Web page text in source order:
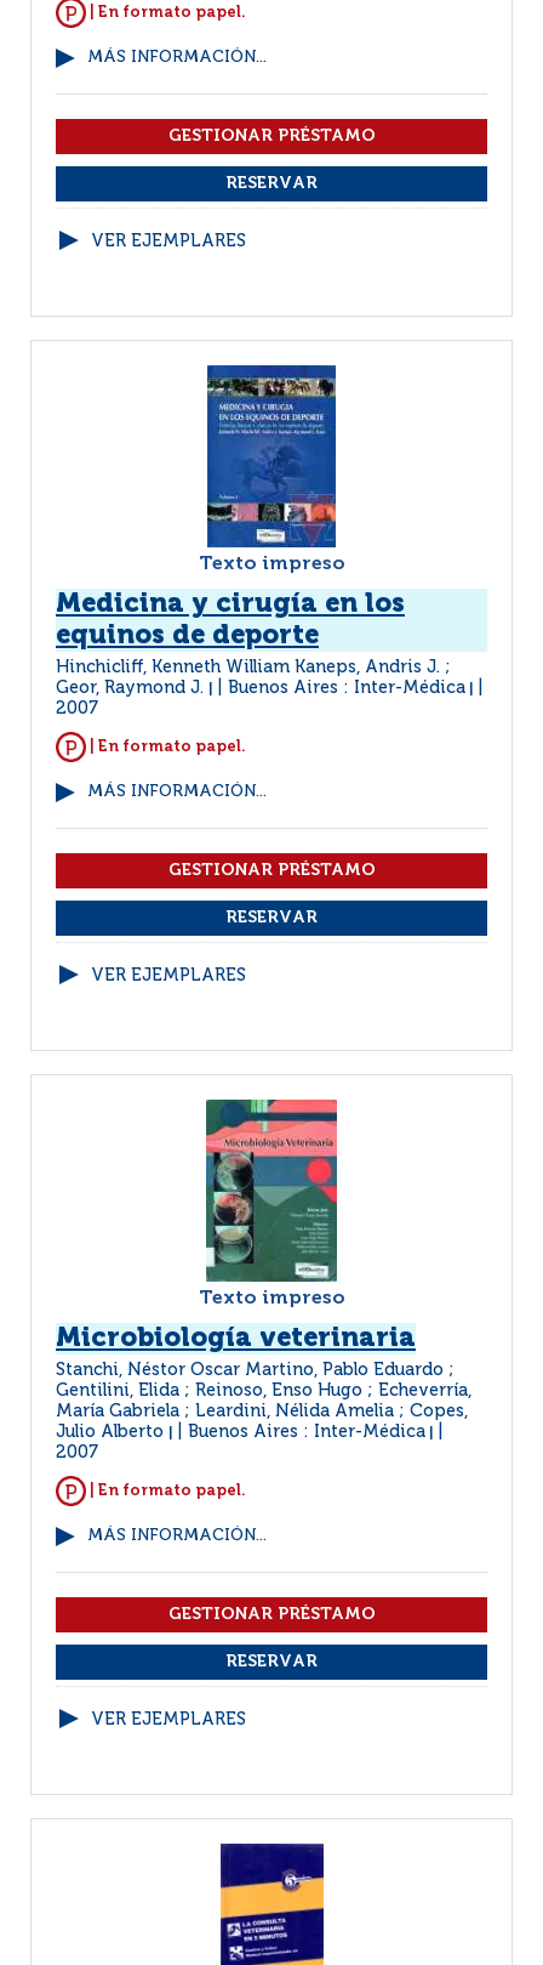
| En formato papel.
MÁS INFORMACIÓN...
VER EJEMPLARES
Texto impreso
Medicina y cirugía en los
equinos de deporte
Hinchicliff, Kenneth William Kaneps, Andris J. ;
Geor, Raymond J.
Buenos Aires : Inter-Médica
2007
| En formato papel.
MÁS INFORMACIÓN...
VER EJEMPLARES
Texto impreso
Microbiología veterinaria
Stanchi, Néstor Oscar Martino, Pablo Eduardo ;
Gentilini, Elida ; Reinoso, Enso Hugo ; Echeverría,
María Gabriela ; Leardini, Nélida Amelia ; Copes,
Julio Alberto
Buenos Aires : Inter-Médica
2007
| En formato papel.
MÁS INFORMACIÓN...
VER EJEMPLARES